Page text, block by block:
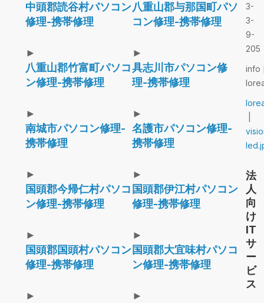
中頭郡読谷村パソコン
修理-携帯修理
八重山郡与那国町パソ
コン修理-携帯修理
►
八重山郡竹富町パソコ
ン修理-携帯修理
►
具志川市パソコン修
理-携帯修理
►
南城市パソコン修理-
携帯修理
►
名護市パソコン修理-
携帯修理
►
国頭郡今帰仁村パソコ
ン修理-携帯修理
►
国頭郡伊江村パソコン
修理-携帯修理
►
国頭郡国頭村パソコン
修理-携帯修理
►
国頭郡大宜味村パソコ
ン修理-携帯修理
►
►
3-
3-
9-
205
info
法
人
向
け
IT
サ
ー
ビ
ス